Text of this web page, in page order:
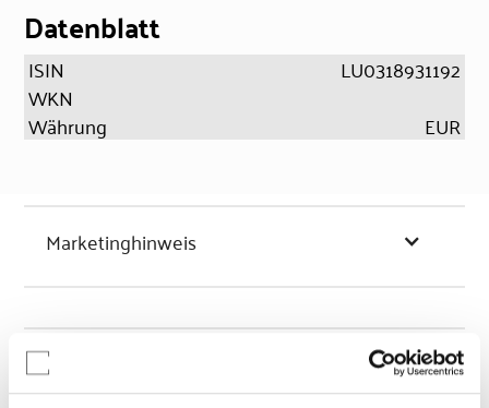
Datenblatt
ISIN
LU0318931192
WKN
Währung
EUR
Marketinghinweis
Chancen & Risiken